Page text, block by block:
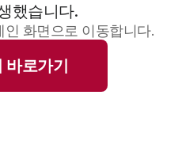
했습니다.
화면으로 이동합니다.
바로가기